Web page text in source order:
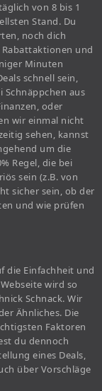
von 8 bis 1
Stand. Du
noch dich
Rabattaktionen und
Minuten
schnell sein,
Schnäppchen aus
oder
wir einmal nicht
sehen, kannst
um die
Regel, die bei
sein (z.B. von
sicher sein, ob der
und wie prüfen
die Einfachheit und
wird so
Schnack. Wir
Ähnliches. Die
Faktoren
du dennoch
eines Deals,
über Vorschläge